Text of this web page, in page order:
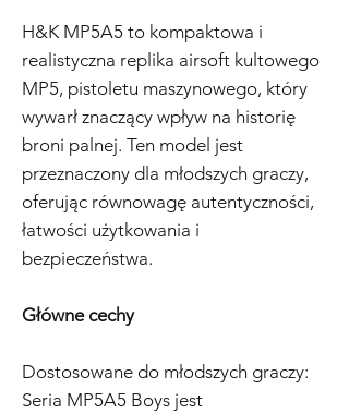
H&K MP5A5 to kompaktowa i
realistyczna replika airsoft kultowego
MP5, pistoletu maszynowego, który
wywarł znaczący wpływ na historię
broni palnej. Ten model jest
przeznaczony dla młodszych graczy,
oferując równowagę autentyczności,
łatwości użytkowania i
bezpieczeństwa.
Główne cechy
Dostosowane do młodszych graczy:
Seria MP5A5 Boys jest